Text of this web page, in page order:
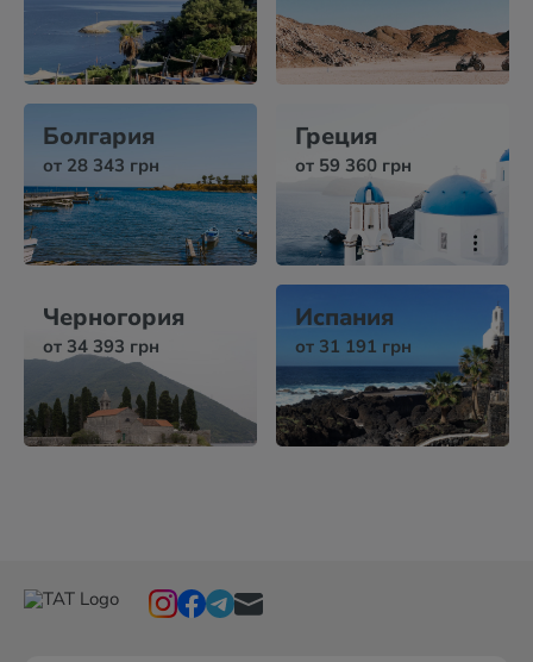
Болгария
от 28 343 грн
Греция
от 59 360 грн
Черногория
от 34 393 грн
Испания
от 31 191 грн